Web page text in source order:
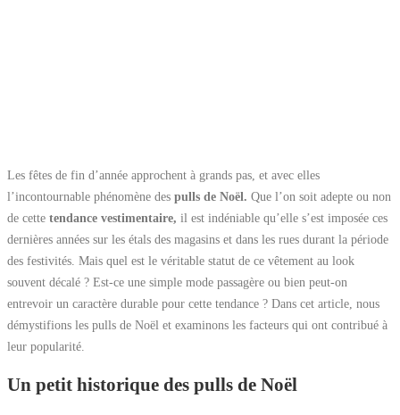
Les fêtes de fin d’année approchent à grands pas, et avec elles
l’incontournable phénomène des pulls de Noël. Que l’on soit adepte ou non
de cette tendance vestimentaire, il est indéniable qu’elle s’est imposée ces
dernières années sur les étals des magasins et dans les rues durant la période
des festivités. Mais quel est le véritable statut de ce vêtement au look
souvent décalé ? Est-ce une simple mode passagère ou bien peut-on
entrevoir un caractère durable pour cette tendance ? Dans cet article, nous
démystifions les pulls de Noël et examinons les facteurs qui ont contribué à
leur popularité.
Un petit historique des pulls de Noël